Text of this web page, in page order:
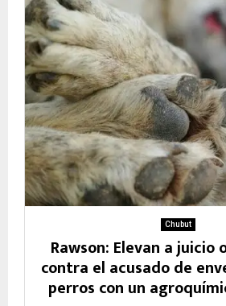
Chubut
Rawson: Elevan a juicio
contra el acusado de
perros con un